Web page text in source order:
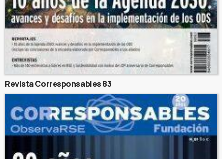
Revista Corresponsables 83